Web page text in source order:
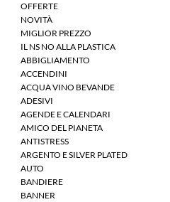
OFFERTE
NOVITÀ
MIGLIOR PREZZO
IL NS NO ALLA PLASTICA
ABBIGLIAMENTO
ACCENDINI
ACQUA VINO BEVANDE
ADESIVI
AGENDE E CALENDARI
AMICO DEL PIANETA
ANTISTRESS
ARGENTO E SILVER PLATED
AUTO
BANDIERE
BANNER